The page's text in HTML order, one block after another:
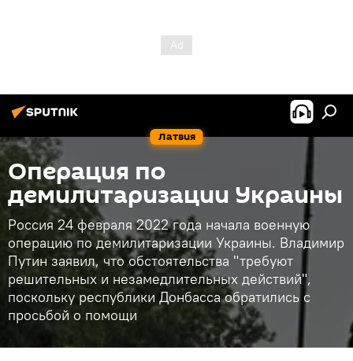
Латвия
Операция по
демилитаризации Украины
Россия 24 февраля 2022 года начала военную
операцию по демилитаризации Украины. Владимир
Путин заявил, что обстоятельства "требуют
решительных и незамедлительных действий",
поскольку республики Донбасса обратились с
просьбой о помощи